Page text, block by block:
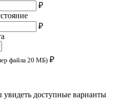
₽
₽
файла 20 МБ) ₽
увидеть доступные варианты